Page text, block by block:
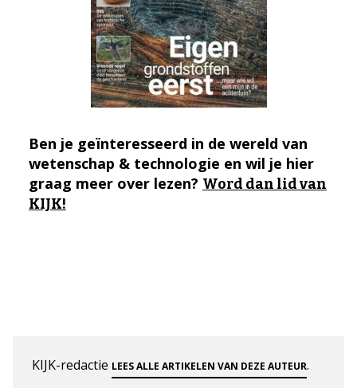
Ben je geïnteresseerd in de wereld van
wetenschap & technologie en wil je hier
graag meer over lezen? Word dan lid van
KIJK!
KIJK-redactie LEES ALLE ARTIKELEN VAN DEZE AUTEUR.